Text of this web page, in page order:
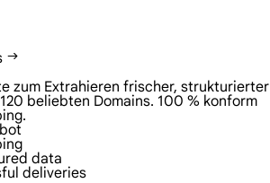
zum Extrahieren frischer, strukturierter
beliebten Domains. 100 % konform
data
deliveries